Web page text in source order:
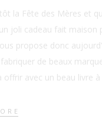
la Fête des Mères et
joli cadeau fait maison
propose donc
de beaux
offrir avec un beau livre